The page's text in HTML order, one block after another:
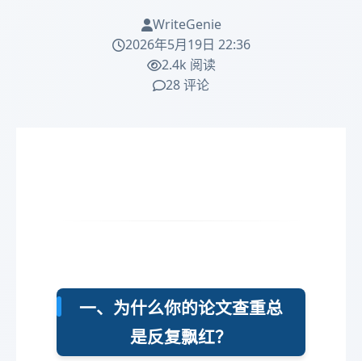
WriteGenie
2026年5月19日 22:36
2.4k 阅读
28 评论
一、为什么你的论文查重总
是反复飘红？